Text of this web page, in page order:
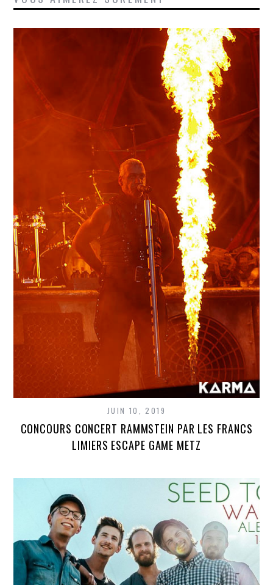
JUIN 10, 2019
CONCOURS CONCERT RAMMSTEIN PAR LES FRANCS
LIMIERS ESCAPE GAME METZ